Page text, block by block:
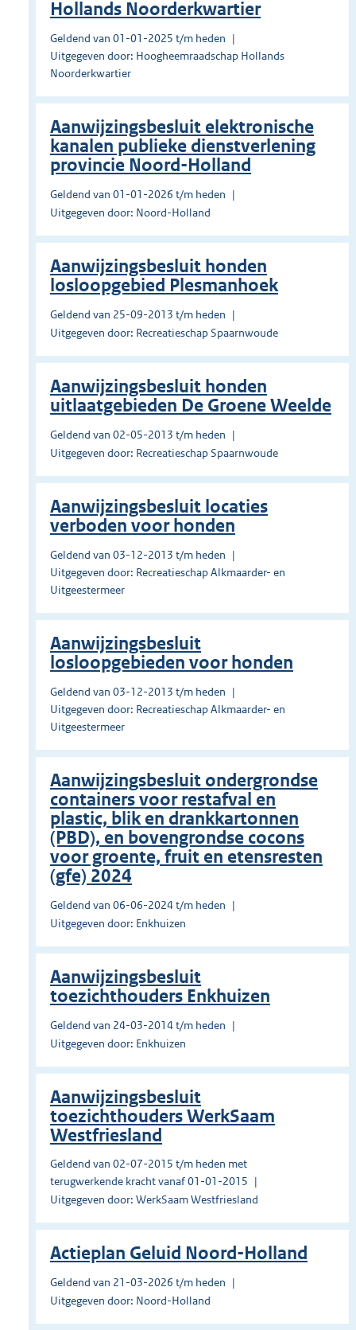
Hollands Noorderkwartier
Geldend van 01-01-2025 t/m heden
Uitgegeven door: Hoogheemraadschap Hollands
Noorderkwartier
Aanwijzingsbesluit elektronische
kanalen publieke dienstverlening
provincie Noord-Holland
Geldend van 01-01-2026 t/m heden
Uitgegeven door: Noord-Holland
Aanwijzingsbesluit honden
losloopgebied Plesmanhoek
Geldend van 25-09-2013 t/m heden
Uitgegeven door: Recreatieschap Spaarnwoude
Aanwijzingsbesluit honden
uitlaatgebieden De Groene Weelde
Geldend van 02-05-2013 t/m heden
Uitgegeven door: Recreatieschap Spaarnwoude
Aanwijzingsbesluit locaties
verboden voor honden
Geldend van 03-12-2013 t/m heden
Uitgegeven door: Recreatieschap Alkmaarder- en
Uitgeestermeer
Aanwijzingsbesluit
losloopgebieden voor honden
Geldend van 03-12-2013 t/m heden
Uitgegeven door: Recreatieschap Alkmaarder- en
Uitgeestermeer
Aanwijzingsbesluit ondergrondse
containers voor restafval en
plastic, blik en drankkartonnen
(PBD), en bovengrondse cocons
voor groente, fruit en etensresten
(gfe) 2024
Geldend van 06-06-2024 t/m heden
Uitgegeven door: Enkhuizen
Aanwijzingsbesluit
toezichthouders Enkhuizen
Geldend van 24-03-2014 t/m heden
Uitgegeven door: Enkhuizen
Aanwijzingsbesluit
toezichthouders WerkSaam
Westfriesland
Geldend van 02-07-2015 t/m heden met
terugwerkende kracht vanaf 01-01-2015
Uitgegeven door: WerkSaam Westfriesland
Actieplan Geluid Noord-Holland
Geldend van 21-03-2026 t/m heden
Uitgegeven door: Noord-Holland